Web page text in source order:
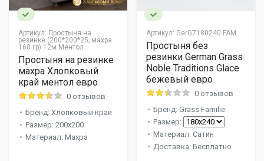
Артикул: Простыня на
резинке (200*200*25; махра
160 гр) 12м Ментол
Простыня на резинке
махра Хлопковый
край ментол евро
0 отзывов
Бренд: Хлопковый край
Размер: 200x200
Материал: Махра
Артикул: GerG7180240 FAM
Простыня без
резинки German Grass
Noble Traditions Glace
бежевый евро
0 отзывов
Бренд: Grass Familie
Размер:
Материал: Сатин
Доставка: Бесплатно